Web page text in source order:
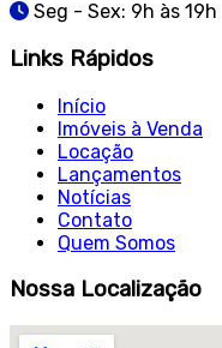
Seg - Sex: 9h às 19h
Links Rápidos
Início
Imóveis à Venda
Locação
Lançamentos
Notícias
Contato
Quem Somos
Nossa Localização